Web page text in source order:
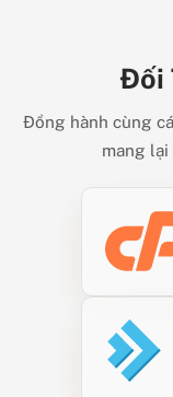
Đối
Đồng hành cùng
mang